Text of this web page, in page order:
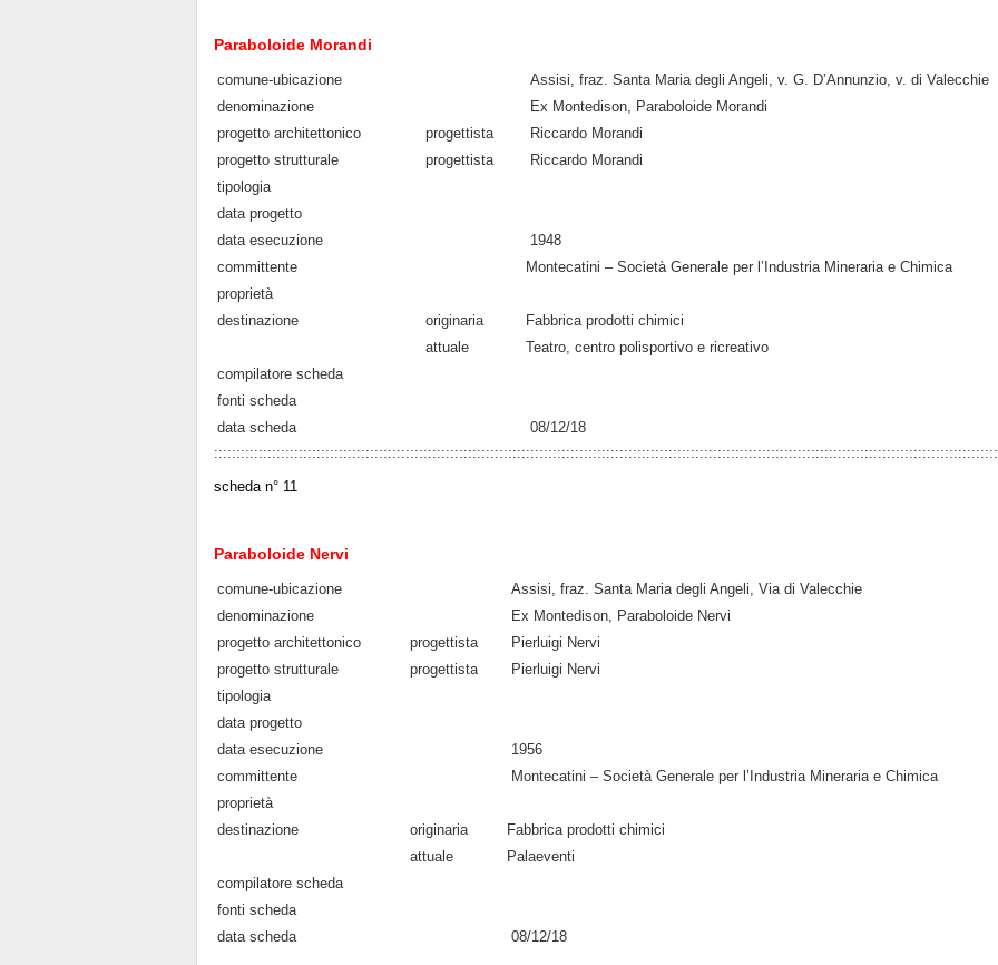
Paraboloide Morandi
comune-ubicazione
Assisi, fraz. Santa Maria degli Angeli, v. G. D’Annunzio, v. di Valecchie
denominazione
Ex Montedison, Paraboloide Morandi
progetto architettonico
progettista
Riccardo Morandi
progetto strutturale
progettista
Riccardo Morandi
tipologia
data progetto
data esecuzione
1948
committente
Montecatini – Società Generale per l’Industria Mineraria e Chimica
proprietà
destinazione
originaria
Fabbrica prodotti chimici
attuale
Teatro, centro polisportivo e ricreativo
compilatore scheda
fonti scheda
data scheda
08/12/18
scheda n° 11
Paraboloide Nervi
comune-ubicazione
Assisi, fraz. Santa Maria degli Angeli, Via di Valecchie
denominazione
Ex Montedison, Paraboloide Nervi
progetto architettonico
progettista
Pierluigi Nervi
progetto strutturale
progettista
Pierluigi Nervi
tipologia
data progetto
data esecuzione
1956
committente
Montecatini – Società Generale per l’Industria Mineraria e Chimica
proprietà
destinazione
originaria
Fabbrica prodotti chimici
attuale
Palaeventi
compilatore scheda
fonti scheda
data scheda
08/12/18